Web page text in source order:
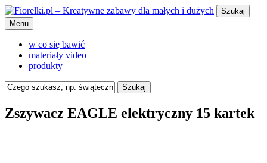
Szukaj
Menu
w co się bawić
materiały video
produkty
Szukaj
Zszywacz EAGLE elektryczny 15 kartek